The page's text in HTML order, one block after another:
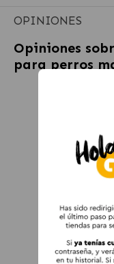
OPINIONES
Opiniones
para perros